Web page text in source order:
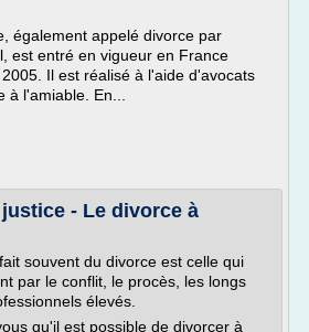
également appelé divorce par
est entré en vigueur en France
Il est réalisé à l'aide d'avocats
l'amiable. En...
- Le divorce à
souvent du divorce est celle qui
par le conflit, le procès, les longs
élevés.
qu'il est possible de divorcer à